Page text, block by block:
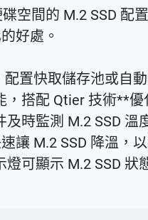
空間的 M.2 SSD
好處。
置快取儲存池或自
，搭配 Qtier 技術**優
及時監測 M.2 SSD 溫
讓 M.2 SSD 降溫，
燈可顯示 M.2 SSD 狀